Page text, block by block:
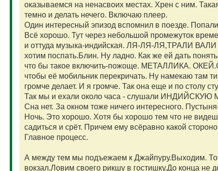
оказываемся на ненасвоих местах. Хрен с ним.
темно и делать нечего. Включаю плеер.
Один интересный эпизод вспомнил в поезде.
Всё хорошо. Тут через небольшой промежуток
и оттуда музыка-индийская. ЛЯ-ЛЯ-ЛЯ,ТРАЛИ
хотим поспать.Блин. Ну ладно. Как же ей дать
что бы такое включить-пожоще. МЕТАЛЛИКА.
чтобы её мобильник перекричать. Ну намекаю там
громче делает. И я громче. Так она еще и по столу
Так мы и ехали около часа - слушали
Сна нет. За окном тоже ничего интересного.
Ночь. Это хорошо. Хотя бы хорошо тем что не
садиться и срёт. Причем ему всёравно какой
Главное процесс.
А между тем мы подъежаем к Джайпуру.Выходим.
вокзал.Ловим своего рикшу в гостишку.До конца не